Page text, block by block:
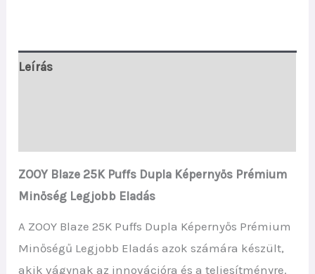
Leírás
ZOOY Blaze 25K Puffs Dupla Képernyős Prémium
Minőség Legjobb Eladás
A ZOOY Blaze 25K Puffs Dupla Képernyős Prémium
Minőségű Legjobb Eladás azok számára készült,
akik vágynak az innovációra és a teljesítményre.